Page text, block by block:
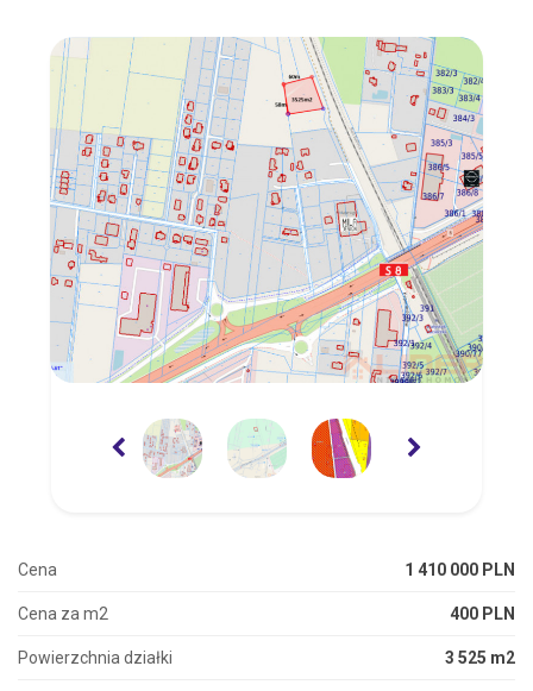
Cena 1 410 000 PLN
Cena za m2 400 PLN
Powierzchnia działki 3 525 m2